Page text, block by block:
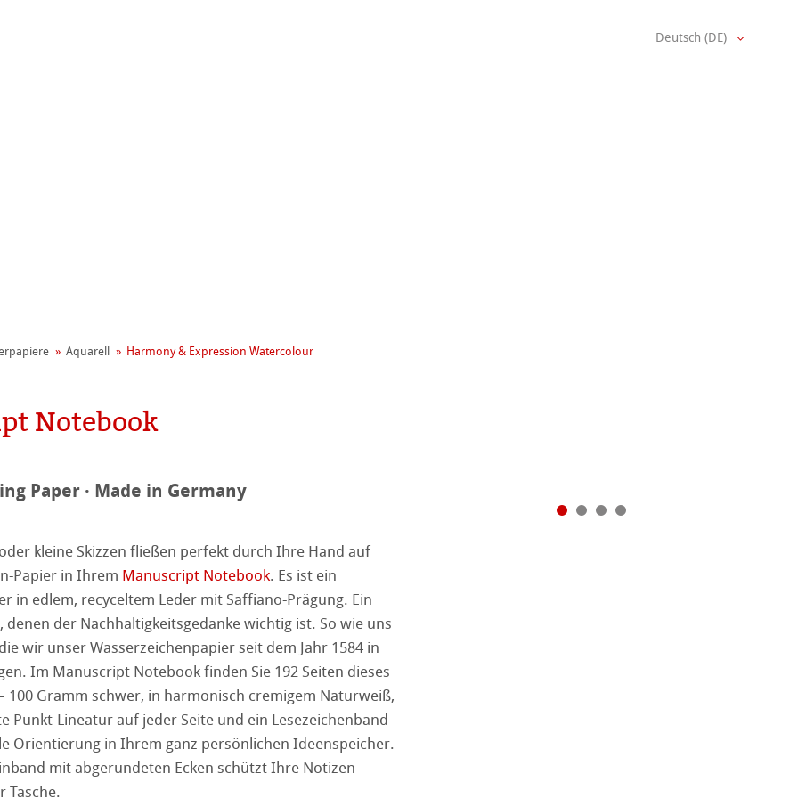
Program
Albums
Album
Rag
Deutsch (DE)
Aquarell Harmony & Expression Watercolour
Notebook
Paper · Made in Germany
kleine Skizzen fließen perfekt durch Ihre Hand auf
Papier in Ihrem Manuscript Notebook. Es ist ein
in edlem, recyceltem Leder mit Saffiano-Prägung. Ein
denen der Nachhaltigkeitsgedanke wichtig ist. So wie uns
wir unser Wasserzeichenpapier seit dem Jahr 1584 in
Im Manuscript Notebook finden Sie 192 Seiten dieses
100 Gramm schwer, in harmonisch cremigem Naturweiß,
Punkt-Lineatur auf jeder Seite und ein Lesezeichenband
Orientierung in Ihrem ganz persönlichen Ideenspeicher.
mit abgerundeten Ecken schützt Ihre Notizen
Tasche.